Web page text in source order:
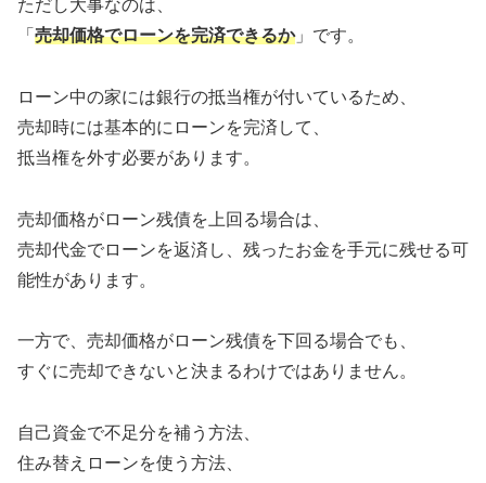
ただし大事なのは、
「 売却価格でローンを完済できるか」です。
ローン中の家には銀行の抵当権が付いているため、
売却時には基本的にローンを完済して、
抵当権を外す必要があります。
売却価格がローン残債を上回る場合は、
売却代金でローンを返済し、残ったお金を手元に残せる可
能性があります。
一方で、売却価格がローン残債を下回る場合でも、
すぐに売却できないと決まるわけではありません。
自己資金で不足分を補う方法、
住み替えローンを使う方法、